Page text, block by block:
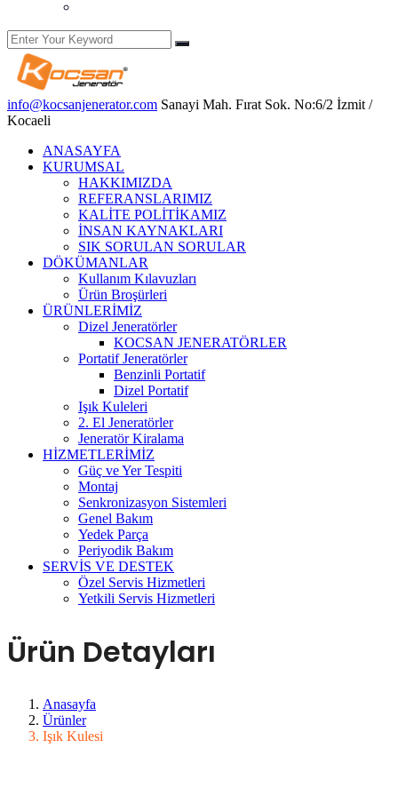
info@kocsanjenerator.com Sanayi Mah. Fırat Sok. No:6/2 İzmit /
Kocaeli
ANASAYFA
KURUMSAL
HAKKIMIZDA
REFERANSLARIMIZ
KALİTE POLİTİKAMIZ
İNSAN KAYNAKLARI
SIK SORULAN SORULAR
DÖKÜMANLAR
Kullanım Kılavuzları
Ürün Broşürleri
ÜRÜNLERİMİZ
Dizel Jeneratörler
KOCSAN JENERATÖRLER
Portatif Jeneratörler
Benzinli Portatif
Dizel Portatif
Işık Kuleleri
2. El Jeneratörler
Jeneratör Kiralama
HİZMETLERİMİZ
Güç ve Yer Tespiti
Montaj
Senkronizasyon Sistemleri
Genel Bakım
Yedek Parça
Periyodik Bakım
SERVİS VE DESTEK
Özel Servis Hizmetleri
Yetkili Servis Hizmetleri
Ürün Detayları
Anasayfa
Ürünler
Işık Kulesi